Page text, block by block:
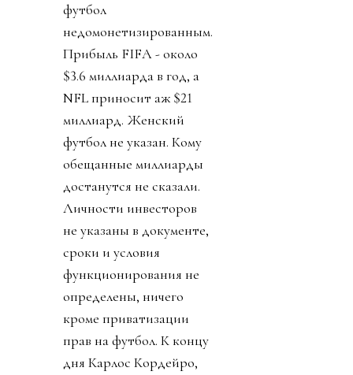
футбол
недомонетизированным.
Прибыль FIFA - около
$3.6 миллиарда в год, а
NFL приносит аж $21
миллиард. Женский
футбол не указан. Кому
обещанные миллиарды
достанутся не сказали.
Личности инвесторов
не указаны в документе,
сроки и условия
функционирования не
определены, ничего
кроме приватизации
прав на футбол. К концу
дня Карлос Кордейро,